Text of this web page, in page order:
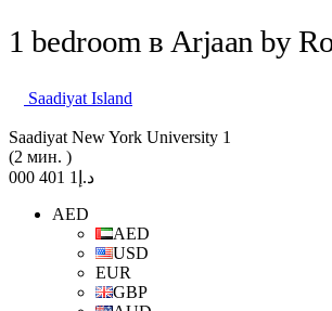
1 bedroom в Arjaan by
Saadiyat Island
Saadiyat New York University 1
(2 мин. )
د.إ1 401 000
AED
AED
USD
EUR
GBP